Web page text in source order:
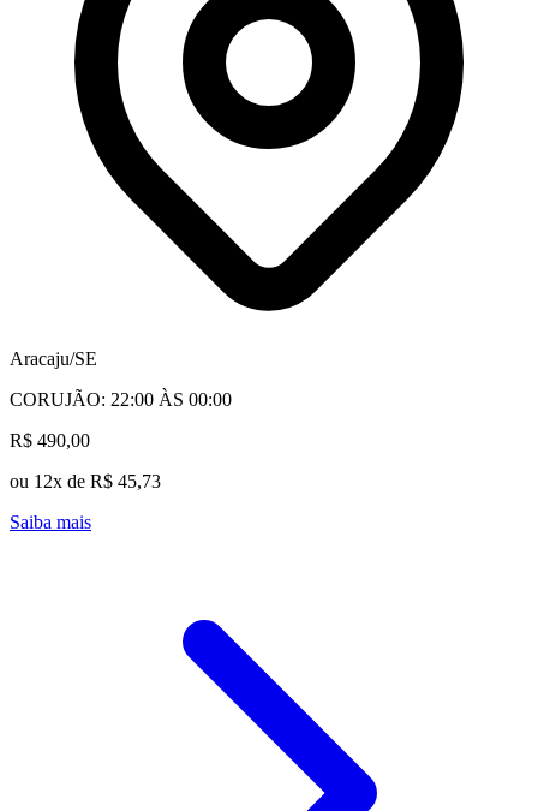
Aracaju/SE
CORUJÃO: 22:00 ÀS 00:00
R$ 490,00
ou 12x de R$ 45,73
Saiba mais